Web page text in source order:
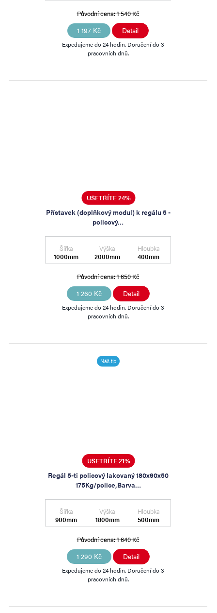
Původní cena:1 540 Kč
1 197 Kč Detail
Expedujeme do 24 hodin. Doručení do 3
pracovních dnů.
UŠETŘÍTE 24%
Přístavek (doplňkový modul) k regálu 5 -
policový…
Šířka
1000mm
Výška
2000mm
Hloubka
400mm
Původní cena:1 650 Kč
1 260 Kč Detail
Expedujeme do 24 hodin. Doručení do 3
pracovních dnů.
Náš tip
UŠETŘÍTE 21%
Regál 5-ti policový lakovaný 180x90x50
175Kg/police,Barva…
Šířka
900mm
Výška
1800mm
Hloubka
500mm
Původní cena:1 640 Kč
1 290 Kč Detail
Expedujeme do 24 hodin. Doručení do 3
pracovních dnů.